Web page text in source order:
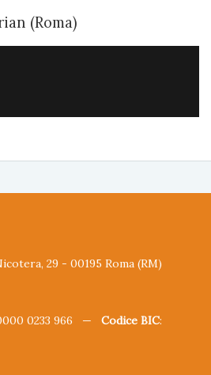
(Roma)
29 - 00195 Roma (RM)
0000 0233 966 — Codice BIC: